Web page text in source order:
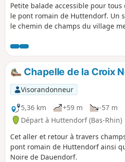
Petite balade accessible pour
le pont romain de Huttendorf. Un
le chemin de champs du village
Chapelle de la Croix
Visorandonneur
5,36 km
+59 m -57 m
Départ à Huttendorf (Bas-Rhin)
Cet aller et retour à travers
pont romain de Huttendorf ainsi
Noire de Dauendorf.